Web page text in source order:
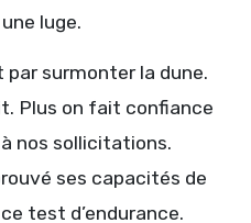
luge.
surmonter la dune.
Plus on fait confiance
nos sollicitations.
ses capacités de
test d’endurance.